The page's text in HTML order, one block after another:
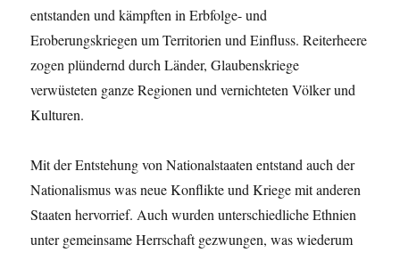
entstanden und kämpften in Erbfolge- und
Eroberungskriegen um Territorien und Einfluss. Reiterheere
zogen plündernd durch Länder, Glaubenskriege
verwüsteten ganze Regionen und vernichteten Völker und
Kulturen.
Mit der Entstehung von Nationalstaaten entstand auch der
Nationalismus was neue Konflikte und Kriege mit anderen
Staaten hervorrief. Auch wurden unterschiedliche Ethnien
unter gemeinsame Herrschaft gezwungen, was wiederum